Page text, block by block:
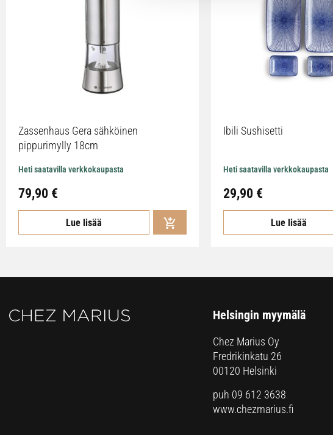
Zassenhaus Gera sähköinen
pippurimylly 18cm
Heti saatavilla verkkokaupasta
79,90 €
Lue lisää
Ibili Sushisetti
Heti saatavilla verkkokaupasta
29,90 €
Lue lisää
Helsingin myymälä
Chez Marius Oy
Fredrikinkatu 26
00120 Helsinki
puh 09 612 3638
www.chezmarius.fi